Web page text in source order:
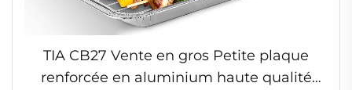
TIA CB27 Vente en gros Petite plaque
renforcée en aluminium haute qualité